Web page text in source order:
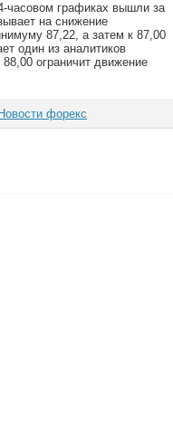
часовом графиках вышли за
на снижение
87,22, а затем к 87,00
один из аналитиков
ограничит движение
Новости форекс